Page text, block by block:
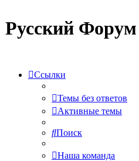
Русский
Ссылки
Темы без ответов
Активные темы
Поиск
Наша команда